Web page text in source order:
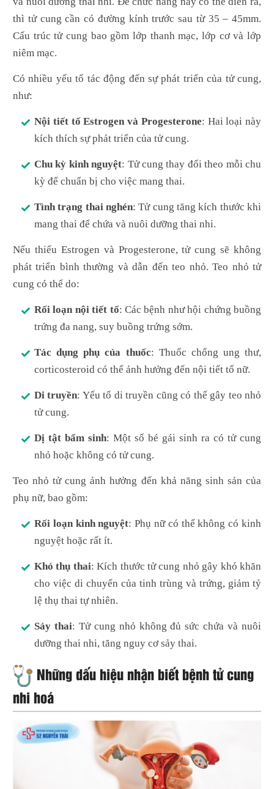
thì tử cung cần có đường kính trước sau từ 35 – 45mm.
Cấu trúc tử cung bao gồm lớp thanh mạc, lớp cơ và lớp
niêm mạc.
Có nhiều yếu tố tác động đến sự phát triển của tử cung,
như:
Nội tiết tố Estrogen và Progesterone: Hai loại này
kích thích sự phát triển của tử cung.
Chu kỳ kinh nguyệt: Tử cung thay đổi theo mỗi chu
kỳ để chuẩn bị cho việc mang thai.
Tình trạng thai nghén: Tử cung tăng kích thước khi
mang thai để chứa và nuôi dưỡng thai nhi.
Nếu thiếu Estrogen và Progesterone, tử cung sẽ không
phát triển bình thường và dẫn đến teo nhỏ. Teo nhỏ tử
cung có thể do:
Rối loạn nội tiết tố: Các bệnh như hội chứng buồng
trứng đa nang, suy buồng trứng sớm.
Tác dụng phụ của thuốc: Thuốc chống ung thư,
corticosteroid có thể ảnh hưởng đến nội tiết tố nữ.
Di truyền: Yếu tố di truyền cũng có thể gây teo nhỏ
tử cung.
Dị tật bẩm sinh: Một số bé gái sinh ra có tử cung
nhỏ hoặc không có tử cung.
Teo nhỏ tử cung ảnh hưởng đến khả năng sinh sản của
phụ nữ, bao gồm:
Rối loạn kinh nguyệt: Phụ nữ có thể không có kinh
nguyệt hoặc rất ít.
Khó thụ thai: Kích thước tử cung nhỏ gây khó khăn
cho việc di chuyển của tinh trùng và trứng, giảm tỷ
lệ thụ thai tự nhiên.
Sảy thai: Tử cung nhỏ không đủ sức chứa và nuôi
dưỡng thai nhi, tăng nguy cơ sảy thai.
Những dấu hiệu nhận biết bệnh tử cung
nhi hoá